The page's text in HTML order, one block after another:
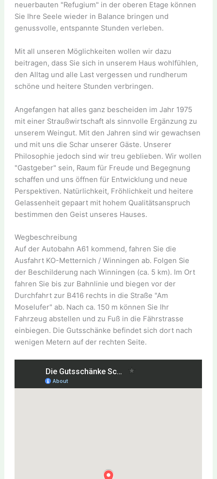
neuerbauten "Refugium" in der oberen Etage können
Sie Ihre Seele wieder in Balance bringen und
genussvolle, entspannte Stunden verleben.
Mit all unseren Möglichkeiten wollen wir dazu
beitragen, dass Sie sich in unserem Haus wohlfühlen,
den Alltag und alle Last vergessen und rundherum
schöne und heitere Stunden verbringen.
Angefangen hat alles ganz bescheiden im Jahr 1975
mit einer Straußwirtschaft als sinnvolle Ergänzung zu
unserem Weingut. Mit den Jahren sind wir gewachsen
und mit uns die Schar unserer Gäste. Unserer
Philosophie jedoch sind wir treu geblieben. Wir wollen
"Gastgeber" sein, Raum für Freude und Begegnung
schaffen und uns öffnen für Entwicklung und neue
Perspektiven. Natürlichkeit, Fröhlichkeit und heitere
Gelassenheit gepaart mit hohem Qualitätsanspruch
bestimmen den Geist unseres Hauses.
Wegbeschreibung
Auf der Autobahn A61 kommend, fahren Sie die
Ausfahrt KO-Metternich / Winningen ab. Folgen Sie
der Beschilderung nach Winningen (ca. 5 km). Im Ort
fahren Sie bis zur Bahnlinie und biegen vor der
Durchfahrt zur B416 rechts in die Straße "Am
Moselufer" ab. Nach ca. 150 m können Sie Ihr
Fahrzeug abstellen und zu Fuß in die Fährstrasse
einbiegen. Die Gutsschänke befindet sich dort nach
wenigen Metern auf der rechten Seite.